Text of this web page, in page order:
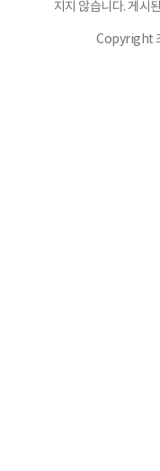
지지 않습니다. 게시
Copyright